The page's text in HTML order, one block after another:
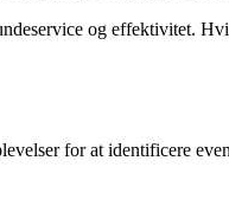
og effektivitet.
for at identificere